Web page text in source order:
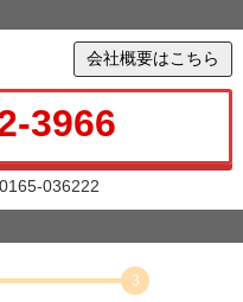
会社概要はこちら
3966
036222
3